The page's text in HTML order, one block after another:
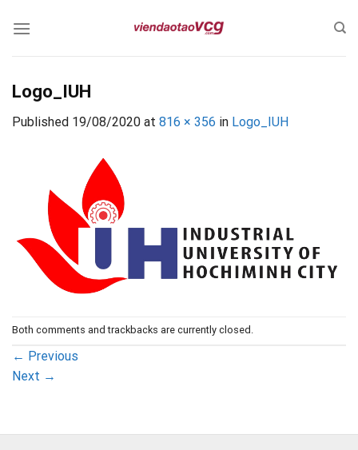
Logo_IUH
Published 19/08/2020 at 816 × 356 in Logo_IUH
Both comments and trackbacks are currently closed.
← Previous
Next →